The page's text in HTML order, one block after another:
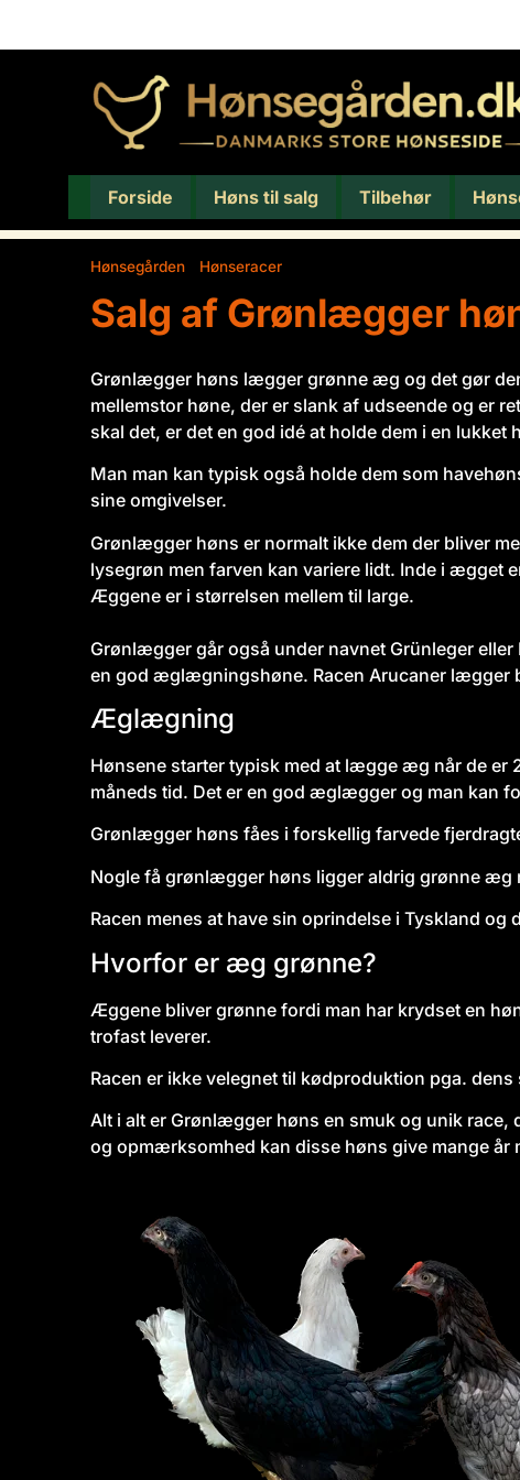
Forside Høns til salg Tilbehør
Hønsegården Hønseracer
Salg af Grønlægger
Grønlægger høns lægger grønne æg og det gør
mellemstor høne, der er slank af udseende og er
skal det, er det en god idé at holde dem i en
Man man kan typisk også holde dem som
sine omgivelser.
Grønlægger høns er normalt ikke dem der bliver
lysegrøn men farven kan variere lidt. Inde i ægget
Æggene er i størrelsen mellem til large.
Grønlægger går også under navnet Grünleger
en god æglægningshøne. Racen Arucaner lægger
Æglægning
Hønsene starter typisk med at lægge æg når de er
måneds tid. Det er en god æglægger og man kan
Grønlægger høns fåes i forskellig farvede
Nogle få grønlægger høns ligger aldrig grønne æg
Racen menes at have sin oprindelse i Tyskland og
Hvorfor er æg grønne?
Æggene bliver grønne fordi man har krydset en
trofast leverer.
Racen er ikke velegnet til kødproduktion pga. dens
Alt i alt er Grønlægger høns en smuk og unik
og opmærksomhed kan disse høns give mange